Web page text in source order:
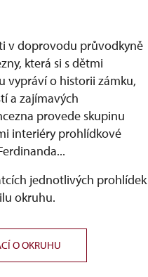
v doprovodu průvodkyně
která si s dětmi
vypráví o historii zámku,
a zajímavých
provede skupinu
interiéry prohlídkové
jednotlivých prohlídek
okruhu.
O OKRUHU